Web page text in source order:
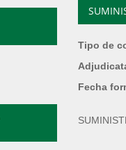
Tipo de
Fecha